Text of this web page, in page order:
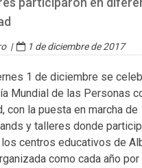
| 1 de diciembre de 2017
1 de diciembre se
Mundial de las Personas
con la puesta en marcha de
y talleres donde
centros educativos de
como cada año por